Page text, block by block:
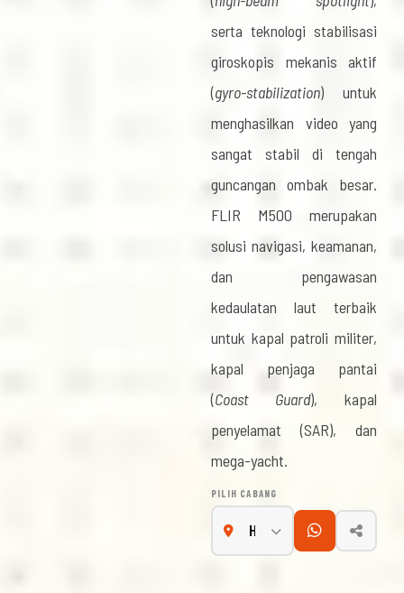
serta teknologi stabilisasi
giroskopis mekanis aktif
(gyro-stabilization) untuk
menghasilkan video yang
sangat stabil di tengah
guncangan ombak besar.
FLIR M500 merupakan
solusi navigasi, keamanan,
dan pengawasan
kedaulatan laut terbaik
untuk kapal patroli militer,
kapal penjaga pantai
(Coast Guard), kapal
penyelamat (SAR), dan
mega-yacht.
PILIH CABANG